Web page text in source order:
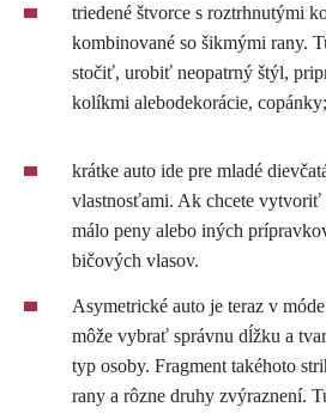
triedené štvorce s roztrhnutými
kombinované so šikmými rany.
stočiť, urobiť neopatrný štýl,
kolíkmi alebodekorácie, copánky;
krátke auto ide pre mladé
vlastnosťami. Ak chcete vytvoriť
málo peny alebo iných
bičových vlasov.
Asymetrické auto je teraz v
môže vybrať správnu dĺžku a
typ osoby. Fragment takéhoto
rany a rôzne druhy zvýraznení.